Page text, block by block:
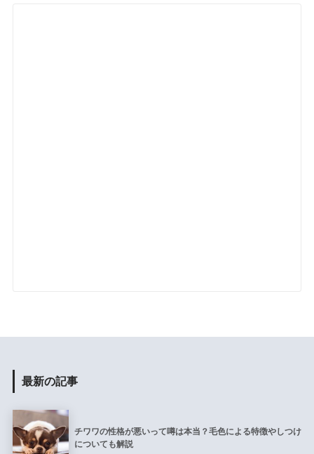
最新の記事
チワワの性格が悪いって噂は本当？毛色による特徴やしつけ
についても解説